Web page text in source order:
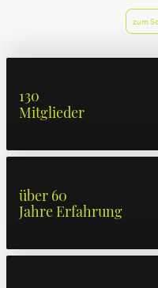
zum
130
Mitglieder
über 60
Jahre Erfahrung